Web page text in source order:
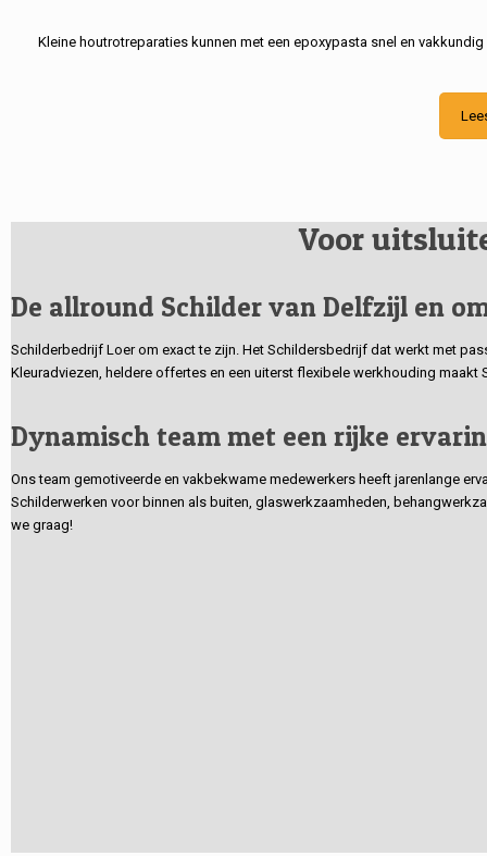
Kleine houtrotreparaties kunnen met een epoxypasta snel en
Voor
De allround Schilder van Delfzijl en
Schilderbedrijf Loer om exact te zijn. Het Schildersbedrijf dat werkt met
Kleuradviezen, heldere offertes en een uiterst flexibele werkhouding
Dynamisch team met een rijke
Ons team gemotiveerde en vakbekwame medewerkers heeft jarenlange
Schilderwerken voor binnen als buiten, glaswerkzaamheden,
we graag!